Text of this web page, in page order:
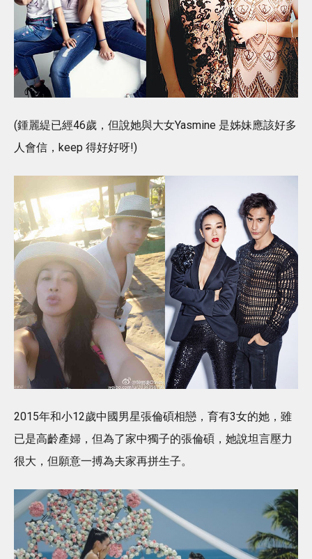
(鍾麗緹已經46歲，但說她與大女Yasmine 是姊妹應該好多
人會信，keep 得好好呀!)
2015年和小12歲中國男星張倫碩相戀，育有3女的她，雖
已是高齡產婦，但為了家中獨子的張倫碩，她說坦言壓力
很大，但願意一搏為夫家再拼生子。